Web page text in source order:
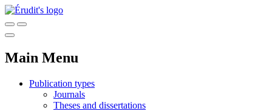
Main Menu
Publication types
Journals
Theses and dissertations